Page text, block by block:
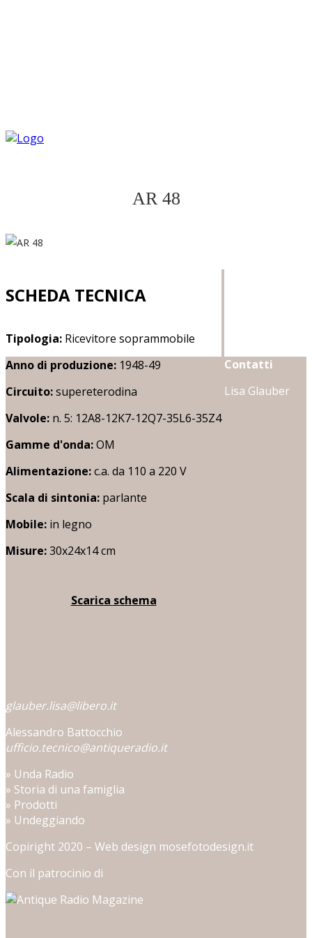
AR 48
SCHEDA TECNICA
Tipologia: Ricevitore soprammobile
Anno di produzione: 1948-49
Circuito:supereterodina
Valvole: n. 5: 12A8-12K7-12Q7-35L6-35Z4
Gamme d'onda:OM
Alimentazione:c.a. da 110 a 220 V
Scala di sintonia: parlante
Mobile: in legno
Misure:30x24x14 cm
Scarica schema
Contatti
Lisa Glauber
glauber.lisa@libero.it
Alessandro Battocchio
ufficio.tecnico@antiqueradio.it
» Unda Radio
» Storia di una famiglia
» Prodotti
» Undeggiando
Copiright 2020 – Web design mosefotodesign.it
Con il patrocinio di